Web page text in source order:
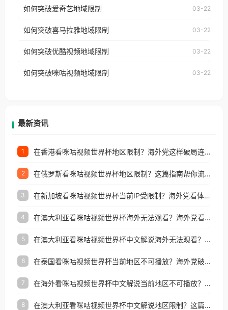
使用番茄回国加速器，即可解决「海外用户收听腾讯
台湾、美国、加拿大、澳大利亚、欧洲等国家和地区
权限制所困扰。
播放”的提示语。 海外用户如香港、澳门、台湾、美
国、加拿大、澳大利亚、欧洲等国家和地区时，网易
制问题，且仅能在中国大陆地区播放。 遇到这个问题
户收听网易云音乐地区版权限制」的问题，无论人在
如何突破爱奇艺地域限制 03-22
如何突破喜马拉雅地域限制 03-22
如何突破优酷视频地域限制 03-22
如何突破咪咕视频地域限制 03-22
最新资讯
1 在香港看咪咕视频世界杯地区限制？海外党这样破局连看7天不卡顿！
2 在俄罗斯看咪咕视频世界杯地区限制？这篇指南帮你流畅看中文解说赛事
3 在新加坡看咪咕视频世界杯当前IP受限制？海外党看体育赛事的终极破局指南
4 在澳大利亚看咪咕视频世界杯海外无法观看？海外党看国内体育直播的终极解法
5 在澳大利亚看咪咕视频世界杯中文解说海外无法观看？这篇指南帮你搞定所有体育直播难题
6 在泰国看咪咕视频世界杯当前地区不可播放？海外党破局看中文解说赛事指南
7 在海外看咪咕视频世界杯中文解说当前地区不可播放？这篇指南帮你搞定所有体育赛事直播难题
8 在澳大利亚看咪咕视频世界杯中文解说地区限制？这篇指南帮你搞定海外观赛难题